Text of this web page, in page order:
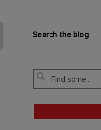
Search the blog